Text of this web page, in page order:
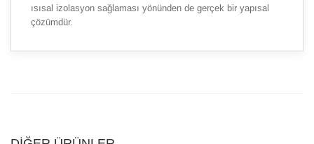
ısısal izolasyon sağlaması yönünden de gerçek bir yapısal
çözümdür.